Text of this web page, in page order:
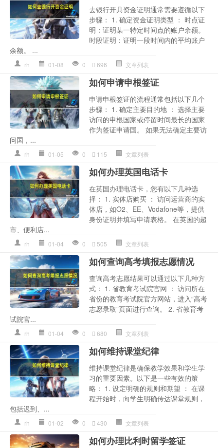
去银行开具资金证明通常需要遵循以下
步骤： 1. 确定资金证明类型 ： 时点证
明：证明某一特定时间点的账户余额。
时段证明：证明一段时间内的平均账户
余额。 ...
rh 01-08 0 696 文章列表
如何申请申根签证
申请申根签证的流程通常包括以下几个
步骤： 1. 确定主要目的地 ： 选择主要
访问的申根国家或停留时间最长的国家
作为签证申请国。 如果无法确定主要访
问国，...
rh 01-05 0 115 文章列表
如何办理英国电话卡
在英国办理电话卡，您有以下几种选
择： 1. 实体店购买 ： 访问运营商的实
体店，如O2、EE、Vodafone等，提供
身份证明并填写申请表格。 在英国的超
市、便利店...
rh 01-04 0 505 文章列表
如何查询高考填报志愿情况
查询高考志愿结果可以通过以下几种方
式： 1. 省教育考试院官网 ： 访问所在
省份的教育考试院官方网站，进入“高考
志愿录取”页面进行查询。 2. 省教育考
试院官...
rh 01-04 0 680 文章列表
如何维持课堂纪律
维持课堂纪律是确保教学效果和学生学
习的重要因素。以下是一些有效的策
略： 1. 设定明确的规则和期望 ： 在课
程开始时，向学生明确传达课堂规则，
包括迟到、...
rh 01-02 0 430 文章列表
如何办理比利时留学签证